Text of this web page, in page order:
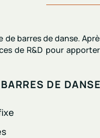
de barres de danse.
de R&D pour
DE